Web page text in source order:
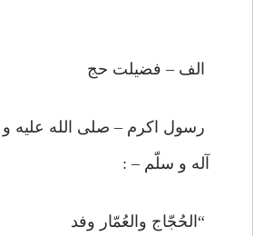
الف – فضيلت حج
رسول اكرم – صلى الله عليه و
آله و سلّم – :
“الحُجّاج والعُمّار وفد